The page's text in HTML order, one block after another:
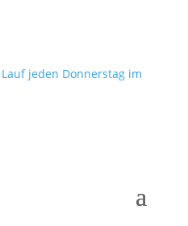
jeden Donnerstag im